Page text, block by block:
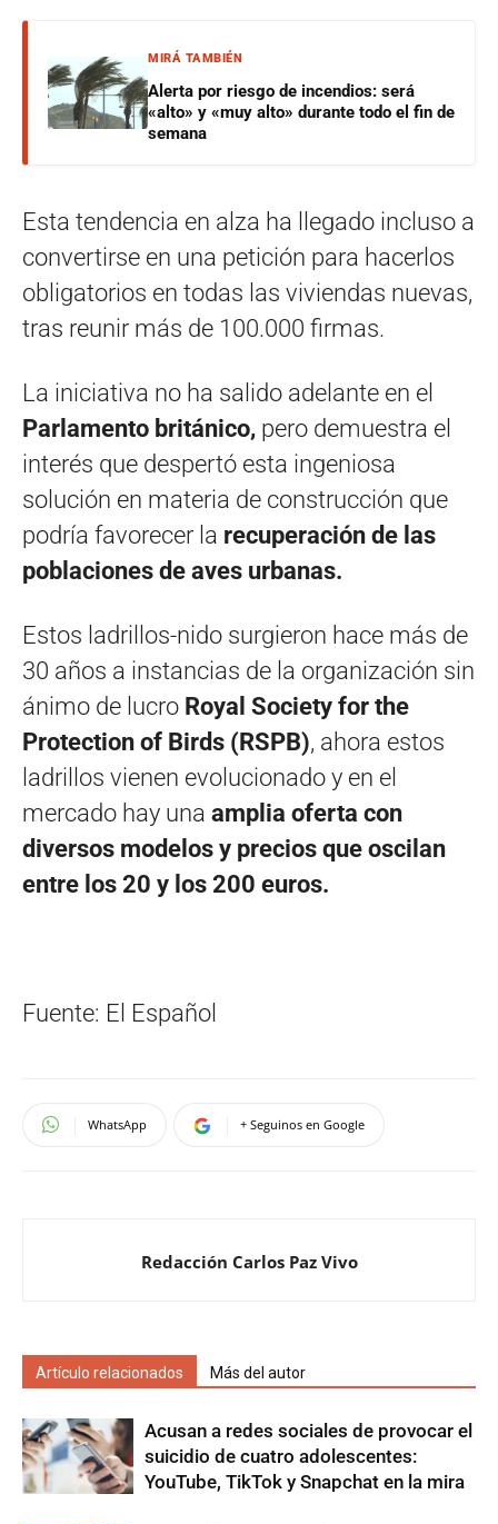
MIRÁ TAMBIÉN
Alerta por riesgo de incendios: será
«alto» y «muy alto» durante todo el fin de
semana
Esta tendencia en alza ha llegado incluso a
convertirse en una petición para hacerlos
obligatorios en todas las viviendas nuevas,
tras reunir más de 100.000 firmas.
La iniciativa no ha salido adelante en el
Parlamento británico, pero demuestra el
interés que despertó esta ingeniosa
solución en materia de construcción que
podría favorecer la recuperación de las
poblaciones de aves urbanas.
Estos ladrillos-nido surgieron hace más de
30 años a instancias de la organización sin
ánimo de lucro Royal Society for the
Protection of Birds (RSPB), ahora estos
ladrillos vienen evolucionado y en el
mercado hay una amplia oferta con
diversos modelos y precios que oscilan
entre los 20 y los 200 euros.
Fuente: El Español
WhatsApp + Seguinos en Google
Redacción Carlos Paz Vivo
Artículo relacionados Más del autor
Acusan a redes sociales de provocar el
suicidio de cuatro adolescentes:
YouTube, TikTok y Snapchat en la mira